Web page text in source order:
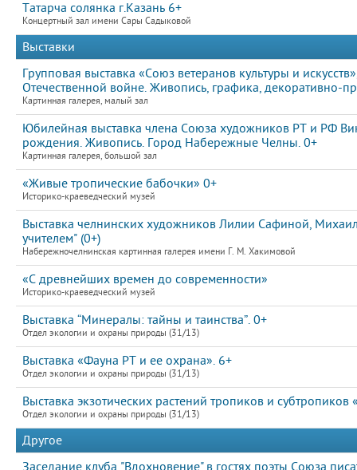
Татарча солянка г.Казань 6+
Концертный зал имени Сары Садыковой
Выставки
Групповая выставка «Союз ветеранов культуры и
Отечественной войне. Живопись, графика, декоративно-
Картинная галерея, малый зал
Юбилейная выставка члена Союза художников РТ и РФ
рождения. Живопись. Город Набережные Челны. 0+
Картинная галерея, большой зал
«Живые тропические бабочки» 0+
Историко-краеведческий музей
Выставка челнинских художников Лилии Сафиной,
учителем" (0+)
Набережночелнинская картинная галерея имени Г. М. Хакимовой
«С древнейших времен до современности»
Историко-краеведческий музей
Выставка “Минералы: тайны и таинства”. 0+
Отдел экологии и охраны природы (31/13)
Выставка «Фауна РТ и ее охрана». 6+
Отдел экологии и охраны природы (31/13)
Выставка экзотических растений тропиков и
Отдел экологии и охраны природы (31/13)
Другое
Заседание клуба "Вдохновение",в гостях поэты Союза